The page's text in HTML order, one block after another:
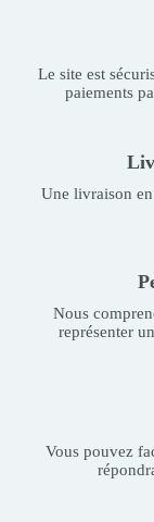
Le site est
paiements
Une livraison
Nous
représenter
Vous pouvez